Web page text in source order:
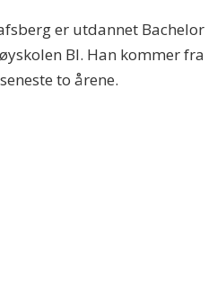
er utdannet
BI. Han kommer
to årene.